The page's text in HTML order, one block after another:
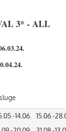
3* - ALL
14.06.
15.06.-